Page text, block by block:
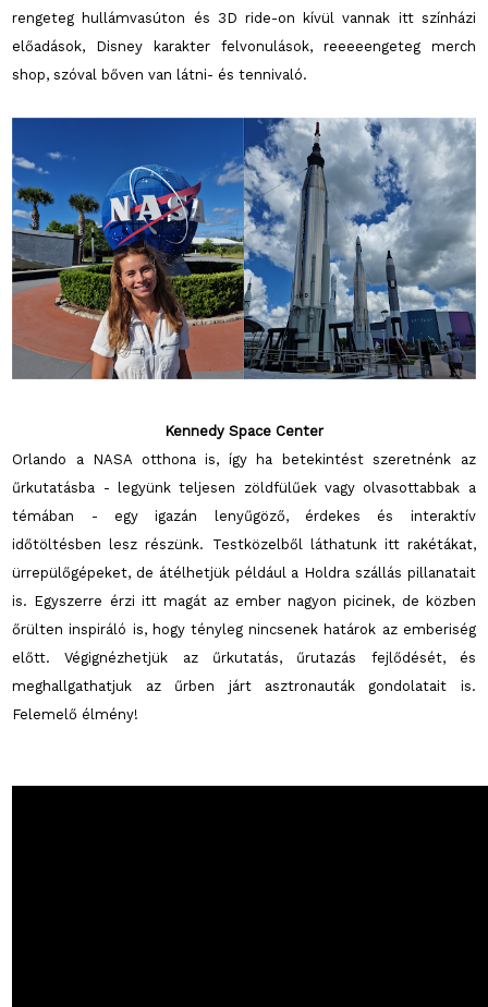
rengeteg hullámvasúton és 3D ride-on kívül vannak itt színházi
előadások, Disney karakter felvonulások, reeeeengeteg merch
shop, szóval bőven van látni- és tennivaló.
Kennedy Space Center
Orlando a NASA otthona is, így ha betekintést szeretnénk az
űrkutatásba - legyünk teljesen zöldfülűek vagy olvasottabbak a
témában - egy igazán lenyűgöző, érdekes és interaktív
időtöltésben lesz részünk. Testközelből láthatunk itt rakétákat,
ürrepülőgépeket, de átélhetjük például a Holdra szállás pillanatait
is. Egyszerre érzi itt magát az ember nagyon picinek, de közben
őrülten inspiráló is, hogy tényleg nincsenek határok az emberiség
előtt. Végignézhetjük az űrkutatás, űrutazás fejlődését, és
meghallgathatjuk az űrben járt asztronauták gondolatait is.
Felemelő élmény!